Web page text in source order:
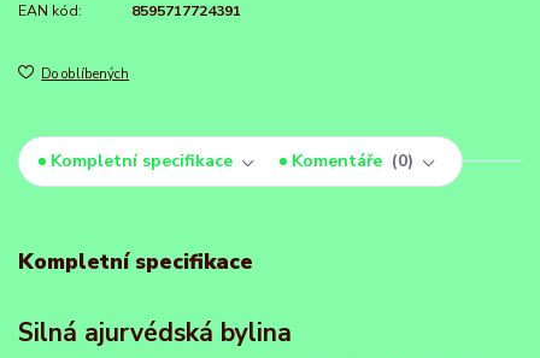
EAN kód: 8595717724391
Do oblíbených
Kompletní specifikace Komentáře 0
Kompletní specifikace
Silná ajurvédská bylina